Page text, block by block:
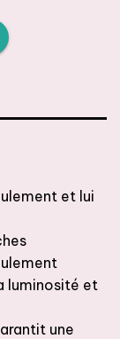
et lui
luminosité et
une